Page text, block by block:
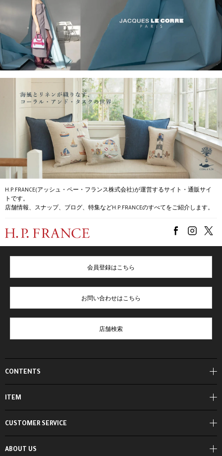
H.P.FRANCE(アッシュ・ペー・フランス株式会社)が運営するサイト・通販サイ
トです。
店舗情報、スナップ、ブログ、特集などH.P.FRANCEのすべてをご紹介します。
CONTENTS
ITEM
ABOUT US
会員登録はこちら
お問い合わせはこちら
店舗検索
CUSTOMER SERVICE